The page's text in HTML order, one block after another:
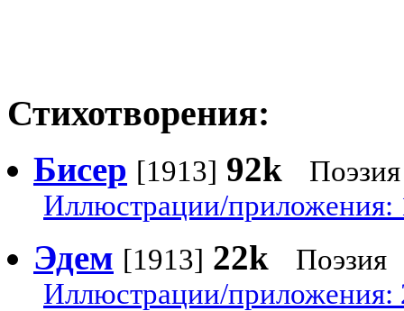
Стихотворения:
Бисер [1913] 92k
Поэзия
Иллюстрации/приложения:
Эдем [1913] 22k
Поэзия
Иллюстрации/приложения: